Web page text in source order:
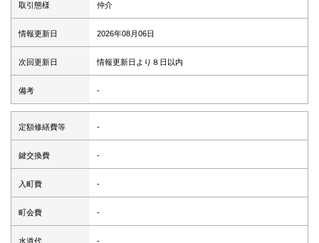
取引態様 仲介
情報更新日 2026年08月06日
次回更新日 情報更新日より８日以内
備考 -
定額修繕費等 -
鍵交換費 -
入町費 -
町会費 -
水道代 -